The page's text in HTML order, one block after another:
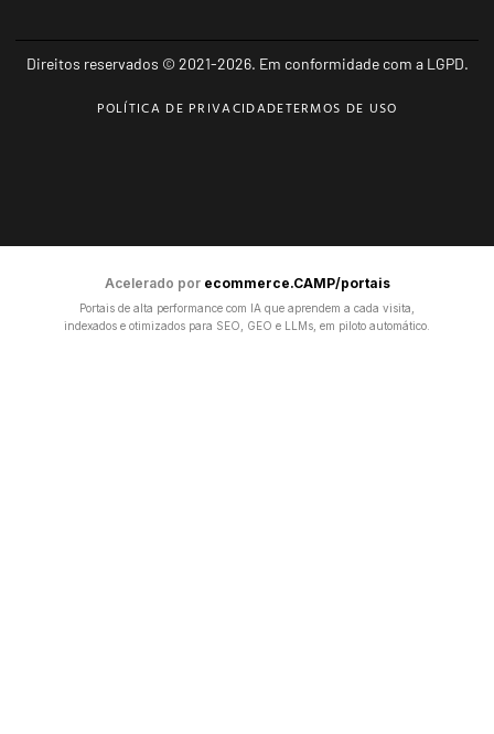
Direitos reservados © 2021-2026. Em conformidade com a LGPD.
POLÍTICA DE PRIVACIDADETERMOS DE USO
Acelerado por ecommerce.CAMP/portais
Portais de alta performance com IA que aprendem a cada visita,
indexados e otimizados para SEO, GEO e LLMs, em piloto automático.